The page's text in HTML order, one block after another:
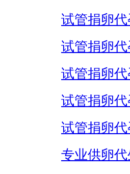
试管捐卵
试管捐卵
试管捐卵
试管捐卵
试管捐卵代
专业供卵